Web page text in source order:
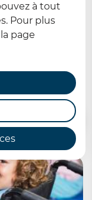
à tout
Pour plus
page